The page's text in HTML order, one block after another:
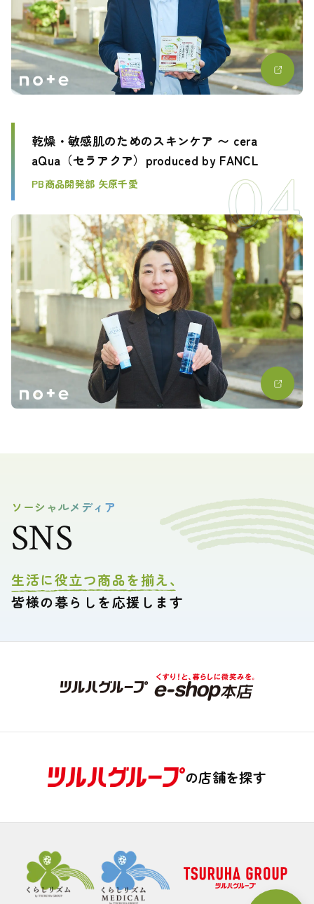
乾燥・敏感肌のためのスキンケア 〜 cera
aQua（セラアクア）produced by FANCL
PB商品開発部 矢原千愛
ソーシャルメディア
SNS
生活に役立つ商品を揃え、
皆様の暮らしを応援します
の店舗を探す